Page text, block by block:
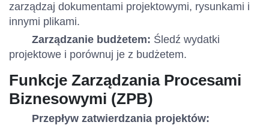
zarządzaj dokumentami projektowymi, rysunkami i
innymi plikami.
Zarządzanie budżetem: Śledź wydatki
projektowe i porównuj je z budżetem.
Funkcje Zarządzania Procesami
Biznesowymi (ZPB)
Przepływ zatwierdzania projektów: